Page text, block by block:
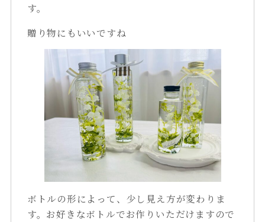
す。
贈り物にもいいですね
ボトルの形によって、少し見え方が変わりま
す。お好きなボトルでお作りいただけますので